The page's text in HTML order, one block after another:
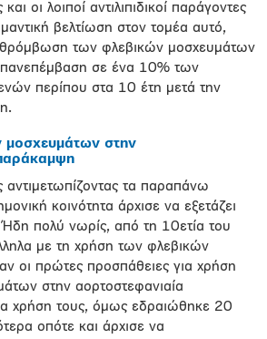
οι λοιποί αντιλιπιδικοί παράγοντες
βελτίωση στον τομέα αυτό,
των φλεβικών μοσχευμάτων
σε ένα 10% των
περίπου στα 10 έτη μετά την
στην
αντιμετωπίζοντας τα παραπάνω
κοινότητα άρχισε να εξετάζει
Ήδη πολύ νωρίς, από τη 10ετία του
με τη χρήση των φλεβικών
οι πρώτες προσπάθειες για χρήση
στην αορτοστεφανιαία
χρήση τους, όμως εδραιώθηκε 20
οπότε και άρχισε να